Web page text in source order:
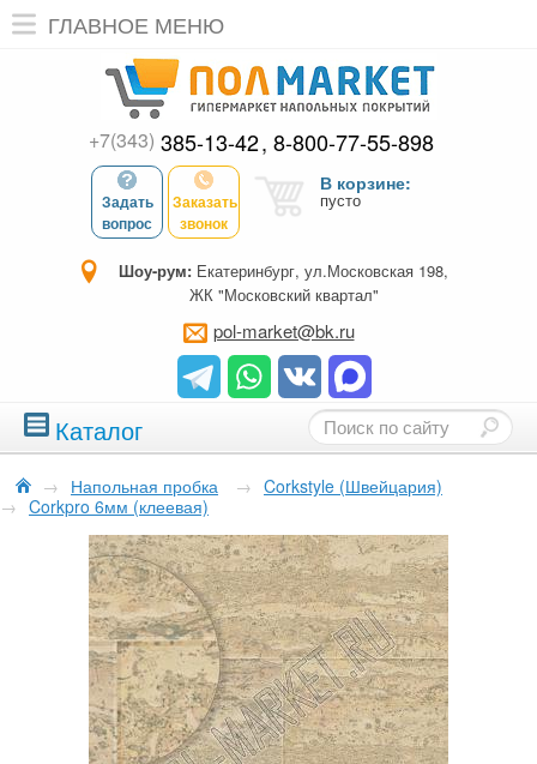
ГЛАВНОЕ МЕНЮ
+7(343) 385-13-42 8-800-77-55-898
Задать
вопрос
Заказать
звонок
В корзине:
пусто
Шоу-рум: Екатеринбург, ул.Московская 198,
ЖК "Московский квартал"
pol-market@bk.ru
Каталог
→ Напольная пробка → Corkstyle (Швейцария)
→ Corkpro 6мм (клеевая)